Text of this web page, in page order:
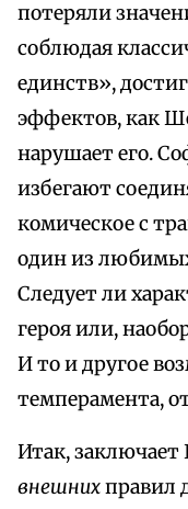
потеряли
соблюдая
единств»,
эффектов, как
нарушает его.
избегают
комическое с
один из
Следует ли
героя или,
И то и другое
темперамента,
Итак,
внешнихправил